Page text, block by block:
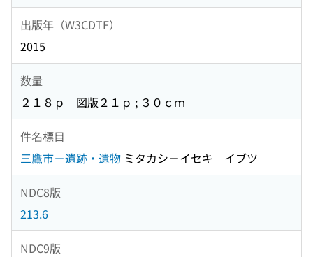
出版年（W3CDTF）
2015
数量
２１８ｐ 図版２１ｐ ; ３０ｃｍ
件名標目
三鷹市－遺跡・遺物 ミタカシ－イセキ イブツ
NDC8版
213.6
NDC9版